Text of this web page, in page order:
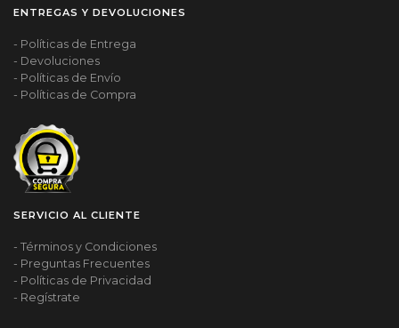
ENTREGAS Y DEVOLUCIONES
- Políticas de Entrega
- Devoluciones
- Políticas de Envío
- Políticas de Compra
SERVICIO AL CLIENTE
- Términos y Condiciones
- Preguntas Frecuentes
- Políticas de Privacidad
- Regístrate